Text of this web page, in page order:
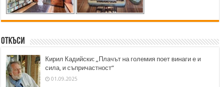
Откъси
Кирил Кадийски: „Плачът на големия поет винаги е и
сила, и съпричастност“
01.09.2025